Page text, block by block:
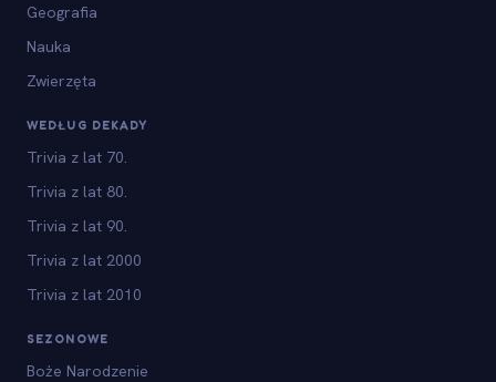
Geografia
Nauka
Zwierzęta
WEDŁUG DEKADY
Trivia z lat 70.
Trivia z lat 80.
Trivia z lat 90.
Trivia z lat 2000
Trivia z lat 2010
SEZONOWE
Boże Narodzenie